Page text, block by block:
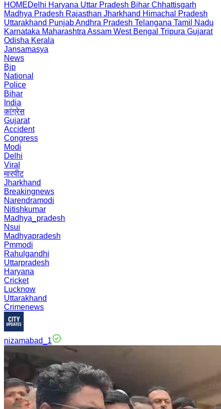
HOMEDelhi Haryana Uttar Pradesh Bihar Chhattisgarh
Madhya Pradesh Rajasthan Jharkhand Himachal Pradesh
Uttarakhand PunjabAndhra Pradesh Telangana Tamil Nadu
Karnataka Maharashtra Assam West Bengal Tripura Gujarat
Odisha Kerala
Jansamasya
News
Bjp
National
Police
Bihar
India
कांग्रेस
Gujarat
Accident
Congress
Modi
Delhi
Viral
मारपीट
Jharkhand
Breakingnews
Narendramodi
Nitishkumar
Madhya_pradesh
Nsui
Madhyapradesh
Pmmodi
Rahulgandhi
Uttarpradesh
Haryana
Cricket
Lucknow
Uttarakhand
Crimenews
nizamabad_1